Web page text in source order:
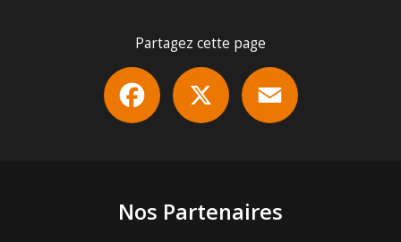
Partagez cette page
Facebook
Nos Partenaires